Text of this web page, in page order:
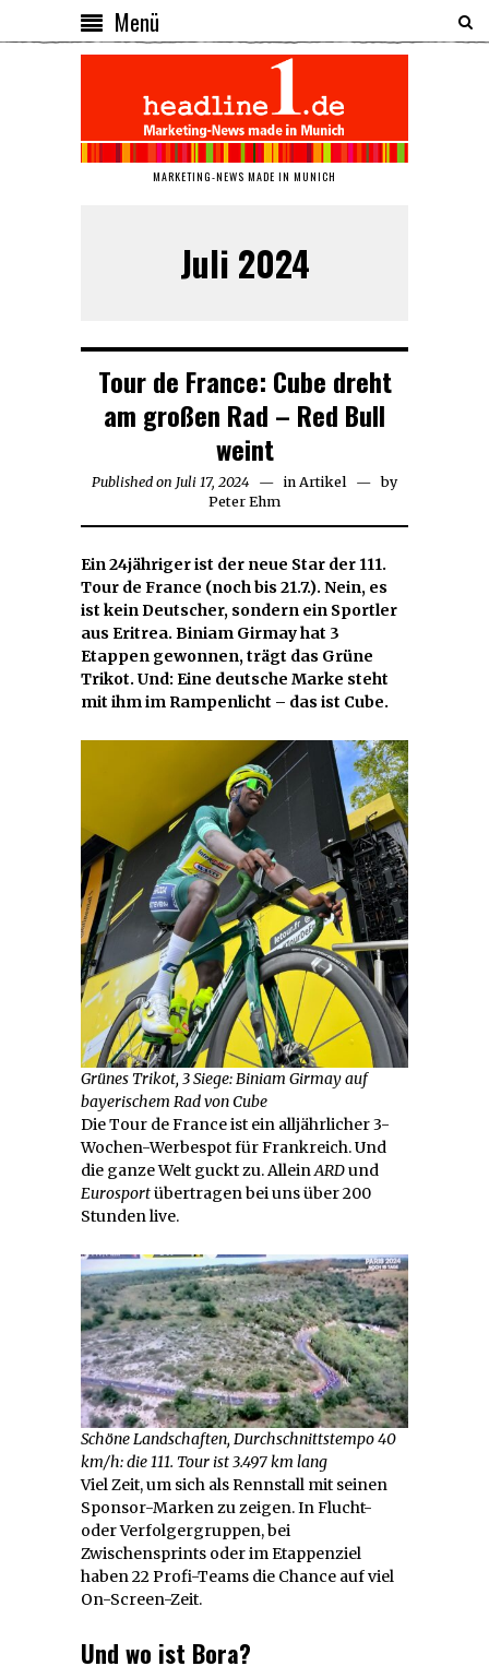
Menü
MARKETING-NEWS MADE IN MUNICH
Juli 2024
Tour de France: Cube dreht
am großen Rad – Red Bull
weint
Published on Juli 17, 2024 Juli
17,
2024
in Artikel
by
Peter Ehm
Ein 24jähriger ist der neue Star der 111.
Tour de France (noch bis 21.7.). Nein, es
ist kein Deutscher, sondern ein Sportler
aus Eritrea. Biniam Girmay hat 3
Etappen gewonnen, trägt das Grüne
Trikot. Und: Eine deutsche Marke steht
mit ihm im Rampenlicht – das ist Cube.
Grünes Trikot, 3 Siege: Biniam Girmay auf
bayerischem Rad von Cube
Die Tour de France ist ein alljährlicher 3-
Wochen-Werbespot für Frankreich. Und
die ganze Welt guckt zu. AlleinARDund
Eurosportübertragen bei uns über 200
Stunden live.
Schöne Landschaften, Durchschnittstempo 40
km/h: die 111. Tour ist 3.497 km lang
Viel Zeit, um sich als Rennstall mit seinen
Sponsor-Marken zu zeigen. In Flucht-
oder Verfolgergruppen, bei
Zwischensprints oder im Etappenziel
haben 22 Profi-Teams die Chance auf viel
On-Screen-Zeit.
Und wo ist Bora?